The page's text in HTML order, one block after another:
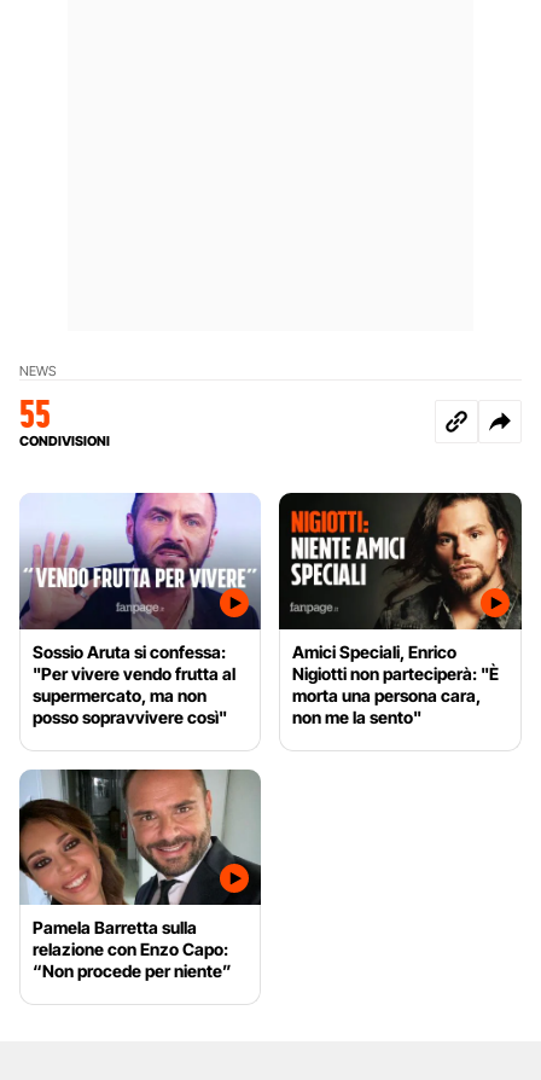
NEWS
55
CONDIVISIONI
Sossio Aruta si confessa:
"Per vivere vendo frutta al
supermercato, ma non
posso sopravvivere così"
Amici Speciali, Enrico
Nigiotti non parteciperà: "È
morta una persona cara,
non me la sento"
Pamela Barretta sulla
relazione con Enzo Capo:
“Non procede per niente”